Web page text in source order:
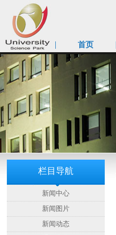
首页
栏目导航
新闻中心
新闻图片
新闻动态